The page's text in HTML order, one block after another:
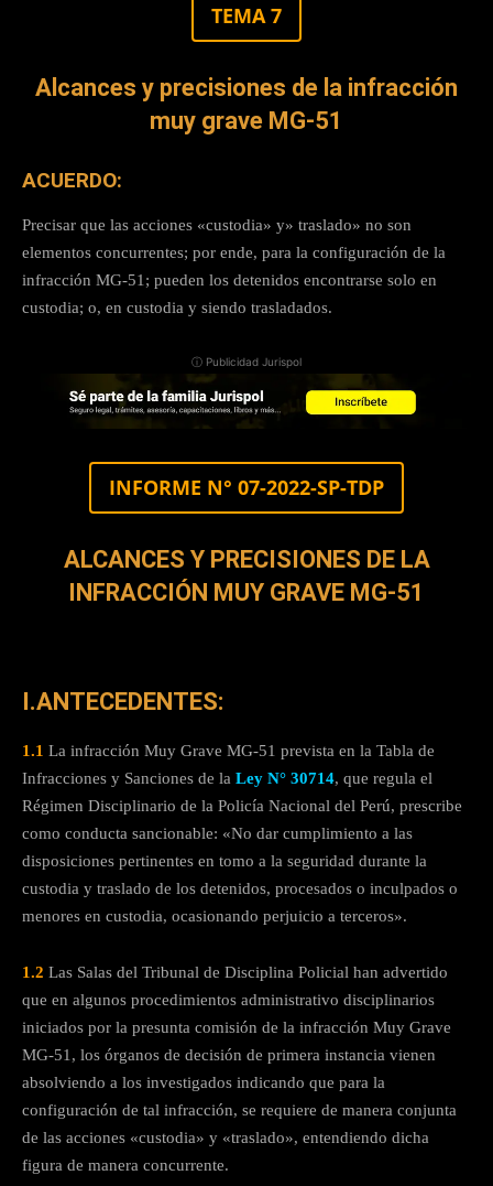
TEMA 7
Alcances y precisiones de la infracción
muy grave MG-51
ACUERDO:
Precisar que las acciones «custodia» y» traslado» no son
elementos concurrentes; por ende, para la configuración de la
infracción MG-51; pueden los detenidos encontrarse solo en
custodia; o, en custodia y siendo trasladados.
ⓘ Publicidad Jurispol
INFORME N° 07-2022-SP-TDP
ALCANCES Y PRECISIONES DE LA
INFRACCIÓN MUY GRAVE MG-51
I.ANTECEDENTES:
1.1 La infracción Muy Grave MG-51 prevista en la Tabla de
Infracciones y Sanciones de la Ley N° 30714, que regula el
Régimen Disciplinario de la Policía Nacional del Perú, prescribe
como conducta sancionable: «No dar cumplimiento a las
disposiciones pertinentes en tomo a la seguridad durante la
custodia y traslado de los detenidos, procesados o inculpados o
menores en custodia, ocasionando perjuicio a terceros».
1.2 Las Salas del Tribunal de Disciplina Policial han advertido
que en algunos procedimientos administrativo disciplinarios
iniciados por la presunta comisión de la infracción Muy Grave
MG-51, los órganos de decisión de primera instancia vienen
absolviendo a los investigados indicando que para la
configuración de tal infracción, se requiere de manera conjunta
de las acciones «custodia» y «traslado», entendiendo dicha
figura de manera concurrente.